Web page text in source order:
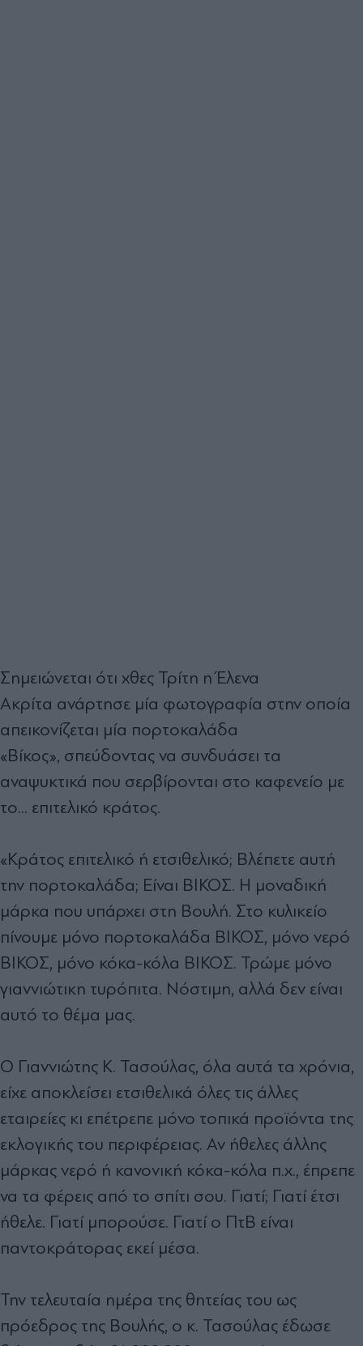
Σημειώνεται ότι χθες Τρίτη η Έλενα
Ακρίτα ανάρτησε μία φωτογραφία στην οποία
απεικονίζεται μία πορτοκαλάδα
«Βίκος», σπεύδοντας να συνδυάσει τα
αναψυκτικά που σερβίρονται στο καφενείο με
το... επιτελικό κράτος.
«Κράτος επιτελικό ή ετσιθελικό; Βλέπετε αυτή
την πορτοκαλάδα; Είναι ΒΙΚΟΣ. Η μοναδική
μάρκα που υπάρχει στη Βουλή. Στο κυλικείο
πίνουμε μόνο πορτοκαλάδα ΒΙΚΟΣ, μόνο νερό
ΒΙΚΟΣ, μόνο κόκα-κόλα ΒΙΚΟΣ. Τρώμε μόνο
γιαννιώτικη τυρόπιτα. Νόστιμη, αλλά δεν είναι
αυτό το θέμα μας.
Ο Γιαννιώτης Κ. Τασούλας, όλα αυτά τα χρόνια,
είχε αποκλείσει ετσιθελικά όλες τις άλλες
εταιρείες κι επέτρεπε μόνο τοπικά προϊόντα της
εκλογικής του περιφέρειας. Αν ήθελες άλλης
μάρκας νερό ή κανονική κόκα-κόλα π.χ., έπρεπε
να τα φέρεις από το σπίτι σου. Γιατί; Γιατί έτσι
ήθελε. Γιατί μπορούσε. Γιατί ο ΠτΒ είναι
παντοκράτορας εκεί μέσα.
Την τελευταία ημέρα της θητείας του ως
πρόεδρος της Βουλής, ο κ. Τασούλας έδωσε